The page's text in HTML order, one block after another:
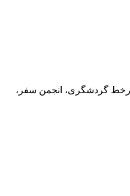
گردشگری، انجمن سفر،